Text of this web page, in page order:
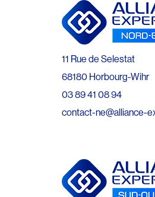
11 Rue de Selestat
68180 Horbourg-Wihr
03 89 41 08 94
contact-ne@alliance-